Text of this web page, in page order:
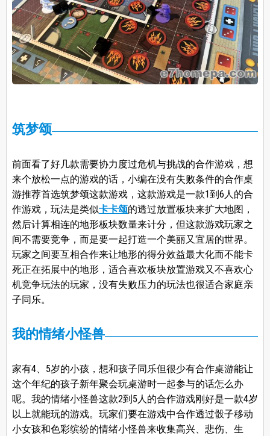
筑梦颂
前面看了好几款需要协力度过危机与挑战的合作游戏，想
来个放松一点的游戏的话，小编在没有失败条件的合作桌
游推荐首选筑梦颂这款游戏，这款游戏是一款1到6人的合
作游戏，玩法是类似卡卡颂的透过放置板块来扩大地图，
然后计算相连的地形板块数量来计分，但这款游戏玩家之
间不需要竞争，而是要一起打造一个美丽又宜居的世界。
玩家之间要互相合作来让地形的得分效益最大化而不能卡
死正在拓展中的地形，适合喜欢板块放置游戏又不喜欢心
机竞争玩法的玩家，没有失败压力的玩法也很适合家庭亲
子同乐。
我的情绪小怪兽
家有4、5岁的小孩，想和孩子同乐但很少有合作桌游能让
这个年纪的孩子新年聚会玩桌游时一起参与的话怎么办
呢。我的情绪小怪兽这款2到5人的合作游戏刚好是一款4岁
以上就能玩的游戏。玩家们要在游戏中合作透过骰子移动
小女孩和色彩缤纷的情绪小怪兽来收集高兴、悲伤、生